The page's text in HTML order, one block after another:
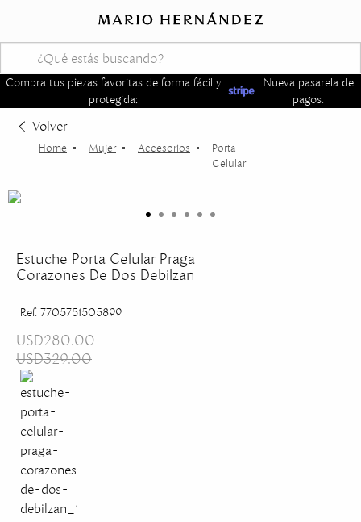
Compra tus piezas favoritas de forma fácil y
protegida:
Nueva pasarela de
pagos.
Volver
Mujer Accesorios
Porta
Celular
Estuche Porta Celular Praga
Corazones De Dos Debilzan
Ref. 7705751505899
USD280.00
USD329.00